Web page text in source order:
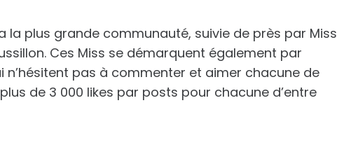
la plus grande communauté, suivie de près par Miss
Ces Miss se démarquent également par
n’hésitent pas à commenter et aimer chacune de
de 3 000 likes par posts pour chacune d’entre